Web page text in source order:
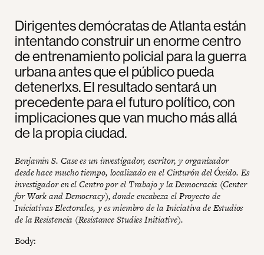
Dirigentes demócratas de Atlanta están
intentando construir un enorme centro
de entrenamiento policial para la guerra
urbana antes que el público pueda
detenerlxs. El resultado sentará un
precedente para el futuro político, con
implicaciones que van mucho más allá
de la propia ciudad.
Benjamin S. Case es un investigador, escritor, y organizador
desde hace mucho tiempo, localizado en el Cinturón del Óxido. Es
investigador en el Centro por el Trabajo y la Democracia (Center
for Work and Democracy), donde encabeza el Proyecto de
Iniciativas Electorales, y es miembro de la Iniciativa de Estudios
de la Resistencia (Resistance Studies Initiative).
Body: